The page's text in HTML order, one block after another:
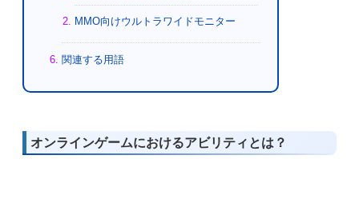
MMO向けウルトラワイドモニター
関連する用語
オンラインゲームにおけるアビリティとは？